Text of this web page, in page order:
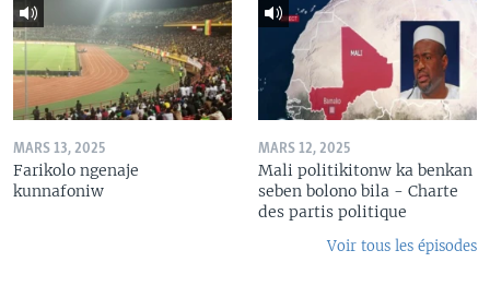
MARS 13, 2025
Farikolo ngenaje
kunnafoniw
MARS 12, 2025
Mali politikitonw ka benkan
seben bolono bila - Charte
des partis politique
Voir tous les épisodes